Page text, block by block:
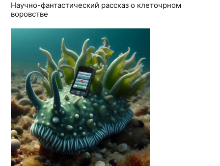
Научно-фантастический рассказ о клеточрном
воровстве